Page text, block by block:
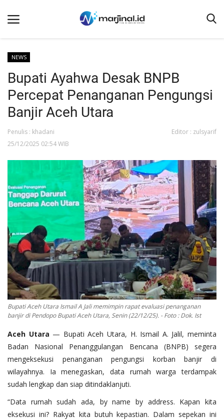
Beranda
NEWS
Redaksi
EDUKASI
LINTAS DESA
WISATA
LENSA
ADVETORIAL
OPINI
Kontak
GALERI
Ketentuan dan Layanan
Pedoman Media Siber
Privacy Policy
Alamat Kami
Tentang Kami
Login
Daftar
NEWS
Bupati Ayahwa Desak BNPB
Percepat Penanganan Pengungsi
Banjir Aceh Utara
Penulis : khadani
Editor : zulsyarif
25/12/2025 02:54 WIB
Bupati Aceh Utara Ismail A Jali memimpin rapat evaluasi penanganan
banjir di Pendopo Bupati Aceh Utara, Senin (22/12/25). - Foto : Dok. Ist
Aceh Utara — Bupati Aceh Utara, H. Ismail A. Jalil, meminta
Badan Nasional Penanggulangan Bencana (BNPB) segera
mengeksekusi penanganan pengungsi korban banjir di
wilayahnya. Ia menegaskan, data rumah warga terdampak
sudah lengkap dan siap ditindaklanjuti.
“Data rumah sudah ada, by name by address. Kapan kita
eksekusi ini? Rakyat kita butuh kepastian. Dalam sepekan ini